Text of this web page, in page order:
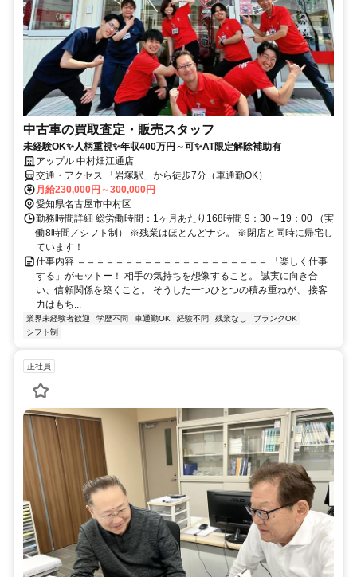
中古車の買取査定・販売スタッフ
未経験OK✨人柄重視✨年収400万円～可✨AT限定解除補助有
アップル 中村畑江通店
交通・アクセス 「岩塚駅」から徒歩7分（車通勤OK）
月給230,000円～300,000円
愛知県名古屋市中村区
勤務時間詳細 総労働時間：1ヶ月あたり168時間 9：30～19：00 （実
働8時間／シフト制） ※残業はほとんどナシ。 ※閉店と同時に帰宅し
ています！
仕事内容 ＝＝＝＝＝＝＝＝＝＝＝＝＝＝＝＝＝＝＝＝ 「楽しく仕事
する」がモットー！ 相手の気持ちを想像すること。 誠実に向き合
い、信頼関係を築くこと。 そうした一つひとつの積み重ねが、 接客
力はもち...
業界未経験者歓迎 学歴不問 車通勤OK 経験不問 残業なし
ブランクOK
シフト制
正社員